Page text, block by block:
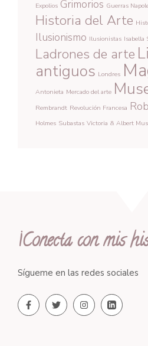
Expolios Grimorios Guerras
Historia del Arte
Ilusionismo Ilusionistas Isabella
Ladrones de arte
antiguos Londres
Antonieta Mercado del arte
Rembrandt Revolución Francesa
Holmes Subastas Victoria & Albert
¡Conecta con mis
Sígueme en las redes sociales